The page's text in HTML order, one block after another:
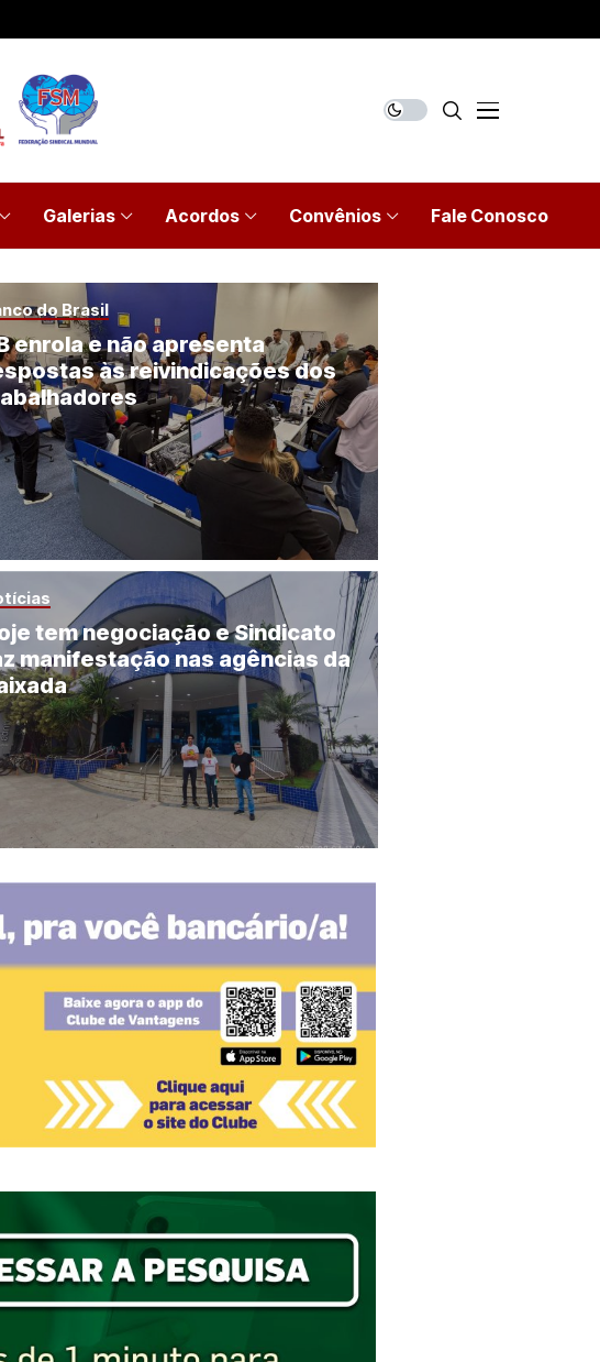
Galerias Acordos Convênios Fale Conosco
do Brasil
enrola e não apresenta
às reivindicações dos
tem negociação e Sindicato
manifestação nas agências da